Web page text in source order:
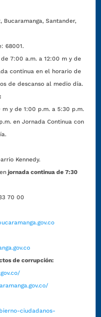
Bucaramanga, Santander,
68001.
de 7:00 a.m. a 12:00 m y de
continua en el horario de
de descanso al medio día.
y de 1:00 p.m. a 5:30 p.m.
Jornada Continua con
Kennedy.
jornada continua de 7:30
70 00
de corrupción:
ciudadanos-